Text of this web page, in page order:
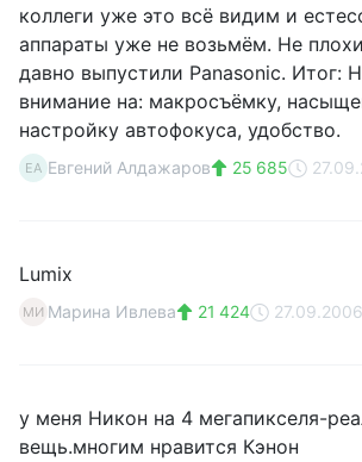
коллеги уже это всё видим и
аппараты уже не возьмём. Не
давно выпустили Panasonic. Итог:
внимание на: макросъёмку,
настройку автофокуса, удобство.
ЕА Евгений Алдажаров 25 685
Lumix
МИ Марина Ивлева 21 424 27.09.2006
у меня Никон на 4 мегапикселя-
вещь.многим нравится Кэнон